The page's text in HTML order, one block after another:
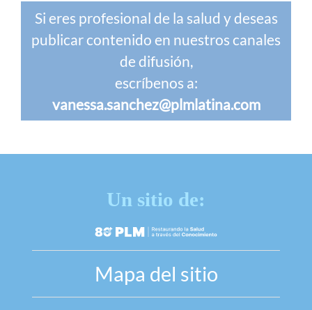
Si eres profesional de la salud y deseas
publicar contenido en nuestros canales
de difusión,
escríbenos a:
vanessa.sanchez@plmlatina.com
Un sitio de:
Mapa del sitio